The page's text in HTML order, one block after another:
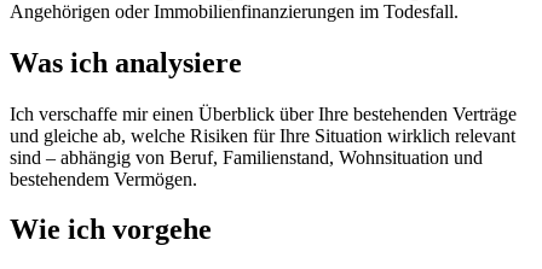
Angehörigen oder Immobilienfinanzierungen im Todesfall.
Was ich analysiere
Ich verschaffe mir einen Überblick über Ihre bestehenden Verträge
und gleiche ab, welche Risiken für Ihre Situation wirklich relevant
sind – abhängig von Beruf, Familienstand, Wohnsituation und
bestehendem Vermögen.
Wie ich vorgehe